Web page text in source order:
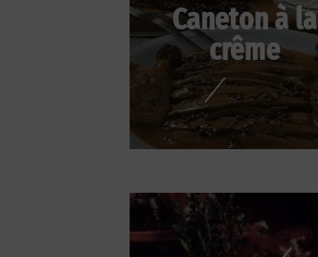
Caneton à la
crême